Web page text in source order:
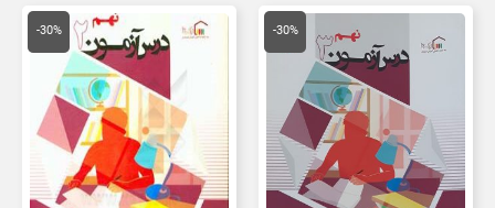
-30%
قیمت
اصلی
20,000 تومان
بود.
قیمت
فعلی
-30%
قیمت
اصلی
20,000 تومان
بود.
قیمت
فعلی